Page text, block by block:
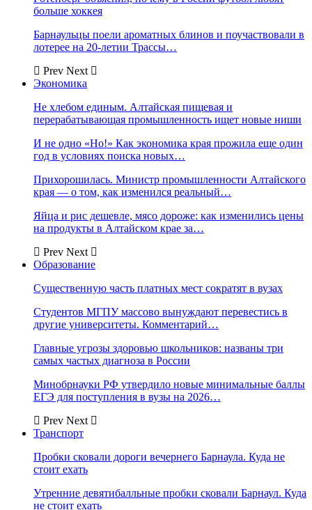
больше хоккея
Барнаульцы поели ароматных блинов и поучаствовали в
лотерее на 20-летии Трассы…
Prev Next
Экономика
Не хлебом единым. Алтайская пищевая и
перерабатывающая промышленность ищет новые ниши
И не одно «Но!» Как экономика края прожила еще один
год в условиях поиска новых…
Прихорошилась. Министр промышленности Алтайского
края — о том, как изменился реальный…
Яйца и рис дешевле, мясо дороже: как изменились цены
на продукты в Алтайском крае за…
Prev Next
Образование
Существенную часть платных мест сократят в вузах
Студентов МГПУ массово вынуждают перевестись в
другие университеты. Комментарий…
Главные угрозы здоровью школьников: названы три
самых частых диагноза в России
Минобрнауки РФ утвердило новые минимальные баллы
ЕГЭ для поступления в вузы на 2026…
Prev Next
Транспорт
Пробки сковали дороги вечернего Барнаула. Куда не
стоит ехать
Утренние девятибалльные пробки сковали Барнаул. Куда
не стоит ехать